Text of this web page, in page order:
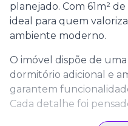
planejado. Com 61m²
ideal para quem
ambiente moderno.
O imóvel dispõe de
dormitório adicional e
garantem
Cada detalhe foi
experiência única de